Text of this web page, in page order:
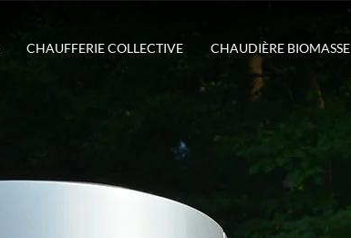
CHAUFFERIE COLLECTIVE CHAUDIÈRE BIOMASSE